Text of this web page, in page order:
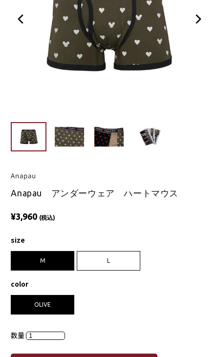
Anapau
Anapau アンダーウェア ハートマウス
¥3,960 (税込)
size
M L
color
OLIVE
数量